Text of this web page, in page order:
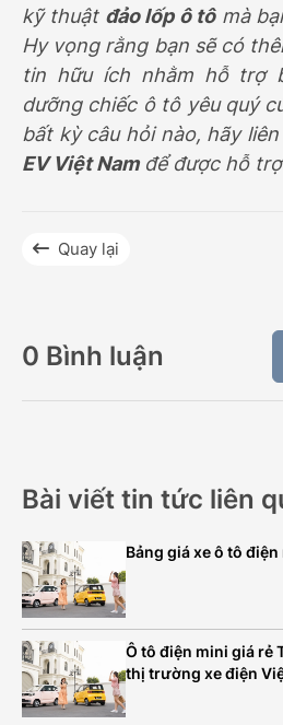
kỹ thuật đảo lốp ô tômà
Hy vọng rằng bạn sẽ có
tin hữu ích nhằm hỗ trợ
dưỡng chiếc ô tô yêu quý
bất kỳ câu hỏi nào, hãy
EV Việt Namđể được hỗ
Quay lại
0 Bình luận
Bài viết tin tức liên
Bảng giá xe ô tô
Ô tô điện mini giá rẻ
thị trường xe điện